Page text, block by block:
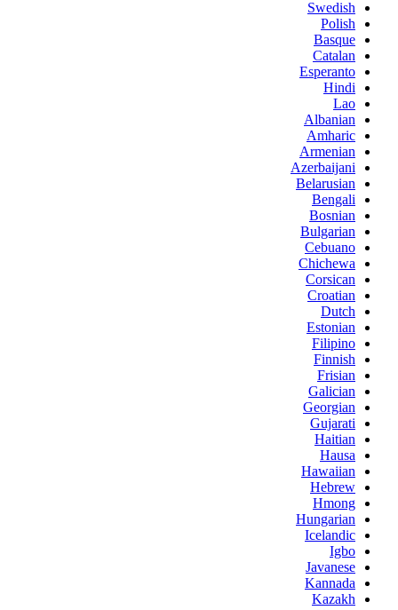
Swedish
Polish
Basque
Catalan
Esperanto
Hindi
Lao
Albanian
Amharic
Armenian
Azerbaijani
Belarusian
Bengali
Bosnian
Bulgarian
Cebuano
Chichewa
Corsican
Croatian
Dutch
Estonian
Filipino
Finnish
Frisian
Galician
Georgian
Gujarati
Haitian
Hausa
Hawaiian
Hebrew
Hmong
Hungarian
Icelandic
Igbo
Javanese
Kannada
Kazakh